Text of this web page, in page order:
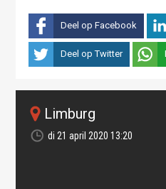
Deel op Facebook
Deel op Twitter
Limburg
di 21 april 2020 13:20